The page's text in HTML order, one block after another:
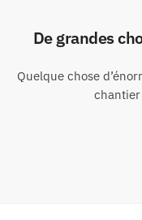
De grandes
Quelque chose
chantier